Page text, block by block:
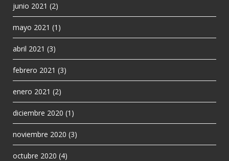
junio 2021 (2)
mayo 2021 (1)
abril 2021 (3)
febrero 2021 (3)
enero 2021 (2)
diciembre 2020 (1)
noviembre 2020 (3)
octubre 2020 (4)